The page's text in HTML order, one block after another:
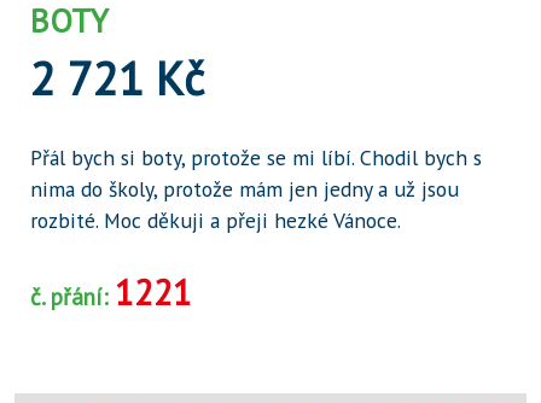
BOTY
2 721 Kč
Přál bych si boty, protože se mi líbí. Chodil bych s
nima do školy, protože mám jen jedny a už jsou
rozbité. Moc děkuji a přeji hezké Vánoce.
č. přání: 1221